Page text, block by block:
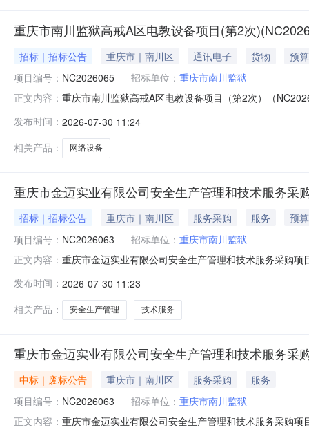
重庆市南川监狱高戒A区电教设备项目(第2次
招标｜招标公告 重庆市｜南川区 通讯电子 货物
预
项目编号： NC2026065 招标单位： 重庆市南川监狱
正文内容： 重庆市南川监狱高戒A区电教设备项目（第2次）（
购目录明细单价限价（最高）数量总限价（最高）目录
务平台注册，成
发布时间： 2026-07-30 11:24
相关产品：
网络设备
重庆市金迈实业有限公司安全生产管理和技术服务采
招标｜招标公告 重庆市｜南川区 服务采购 服务
预
项目编号： NC2026063 招标单位： 重庆市南川监狱
正文内容： 重庆市金迈实业有限公司安全生产管理和技术服务采购
事责任的能力；2、具有良好的商业信誉和健全的财务会
活动中无重大违纪记录
发布时间： 2026-07-30 11:23
相关产品：
安全生产管理 技术服务
重庆市金迈实业有限公司安全生产管理和技术服务采
中标｜废标公告 重庆市｜南川区 服务采购
服务
项目编号： NC2026063 招标单位： 重庆市南川监狱
正文内容： 重庆市金迈实业有限公司安全生产管理和技术服务采购